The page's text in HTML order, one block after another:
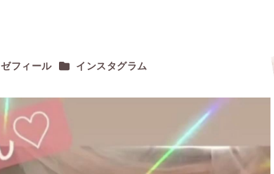
ゼフィール カテゴリー
インスタグラム